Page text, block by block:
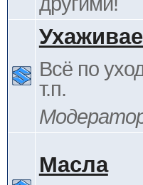
Всё по
т.п.
Масла